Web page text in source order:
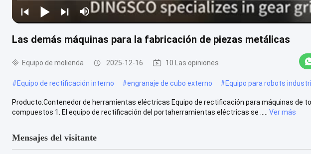
Las demás máquinas para la fabricación de piezas metálicas
Equipo de molienda 2025-12-16 10 Las opiniones
#Equipo de rectificación interno #engranaje de cubo externo #Equipo para robots
Producto:Contenedor de herramientas eléctricas Equipo de rectificación para máquinas de
compuestos 1. El equipo de rectificación del portaherramientas eléctricas se .....
Ver más
Mensajes del visitante